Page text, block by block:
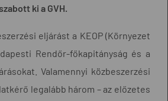
ki a GVH.
eljárást a KEOP (Környezet
Rendőr-főkapitányság és a
Valamennyi közbeszerzési
legalább három – az előzetes